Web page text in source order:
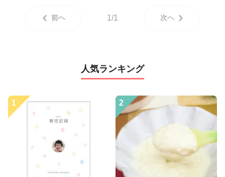
前へ 1/1 次へ
人気ランキング
1 2